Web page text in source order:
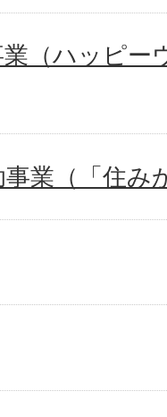
（ハッピー
業（「住み